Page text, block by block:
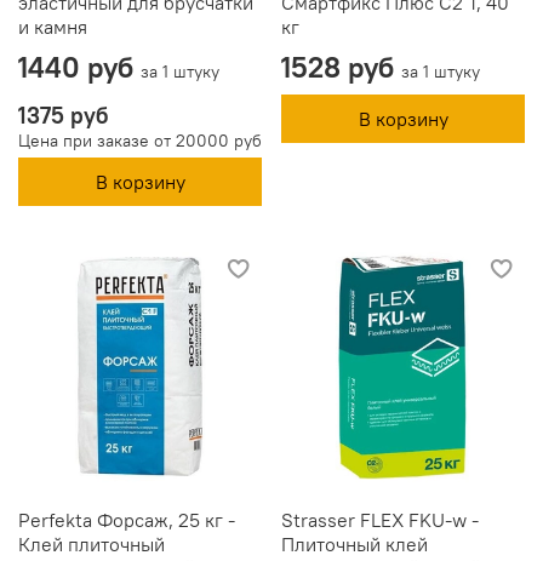
и камня
1440 руб за 1 штуку
1375 руб
Цена при заказе от 20000 руб
В корзину
кг
1528 руб за 1 штуку
В корзину
Perfekta Форсаж, 25 кг -
Клей плиточный
Strasser FLEX FKU-w -
Плиточный клей